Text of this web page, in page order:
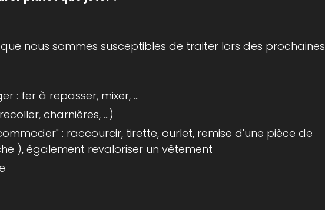
nous sommes susceptibles de traiter lors des prochaines
: fer à repasser, mixer, ...
charnières, ...)
: raccourcir, tirette, ourlet, remise d'une pièce de
), également revaloriser un vêtement